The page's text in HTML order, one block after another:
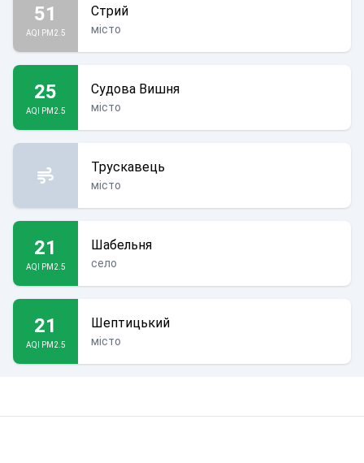
51
AQI PM2.5
Стрий
місто
25
AQI PM2.5
Судова Вишня
місто
Трускавець
місто
21
AQI PM2.5
Шабельня
село
21
AQI PM2.5
Шептицький
місто